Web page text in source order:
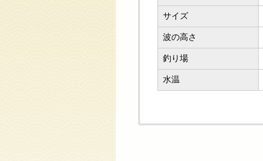
サイズ
波の高さ
釣り場
水温